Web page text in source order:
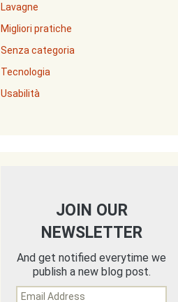
Lavagne
Migliori pratiche
Senza categoria
Tecnologia
Usabilità
JOIN OUR
NEWSLETTER
And get notified everytime we
publish a new blog post.